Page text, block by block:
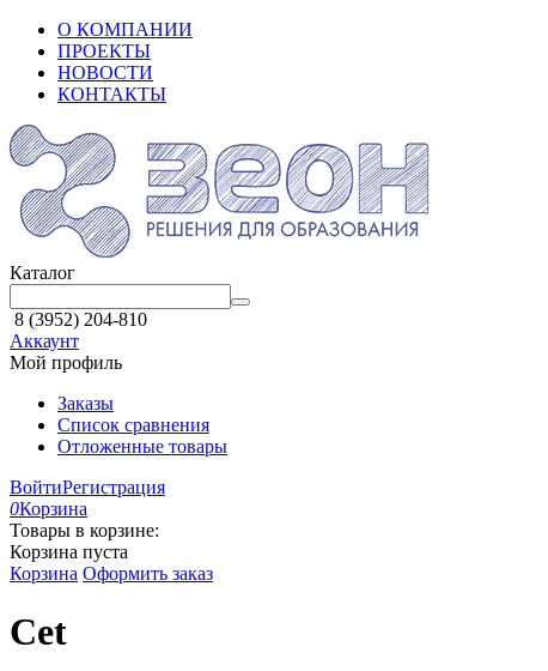
О КОМПАНИИ
ПРОЕКТЫ
НОВОСТИ
КОНТАКТЫ
Каталог
8 (3952) 204-810
Аккаунт
Мой профиль
Заказы
Список сравнения
Отложенные товары
ВойтиРегистрация
0Корзина
Товары в корзине:
Корзина пуста
Корзина Оформить заказ
Cet